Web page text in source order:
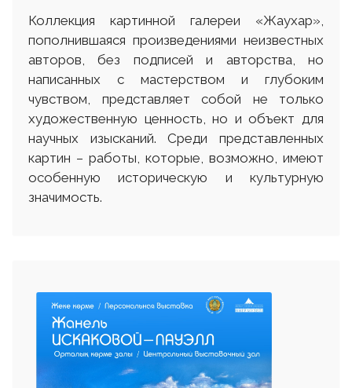
Коллекция картинной галереи «Жаухар»,
пополнившаяся произведениями неизвестных
авторов, без подписей и авторства, но
написанных с мастерством и глубоким
чувством, представляет собой не только
художественную ценность, но и объект для
научных изысканий. Среди представленных
картин – работы, которые, возможно, имеют
особенную историческую и культурную
значимость.